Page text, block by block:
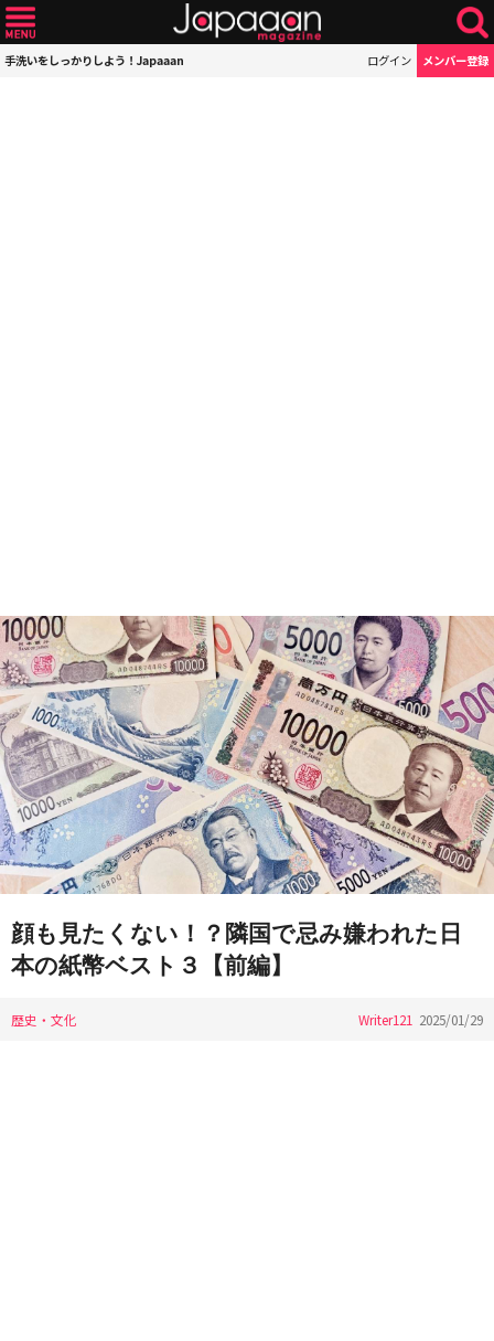
手洗いをしっかりしよう！Japaaan ログイン メンバー登録
顔も見たくない！？隣国で忌み嫌われた日
本の紙幣ベスト３【前編】
歴史・文化 Writer121 2025/01/29